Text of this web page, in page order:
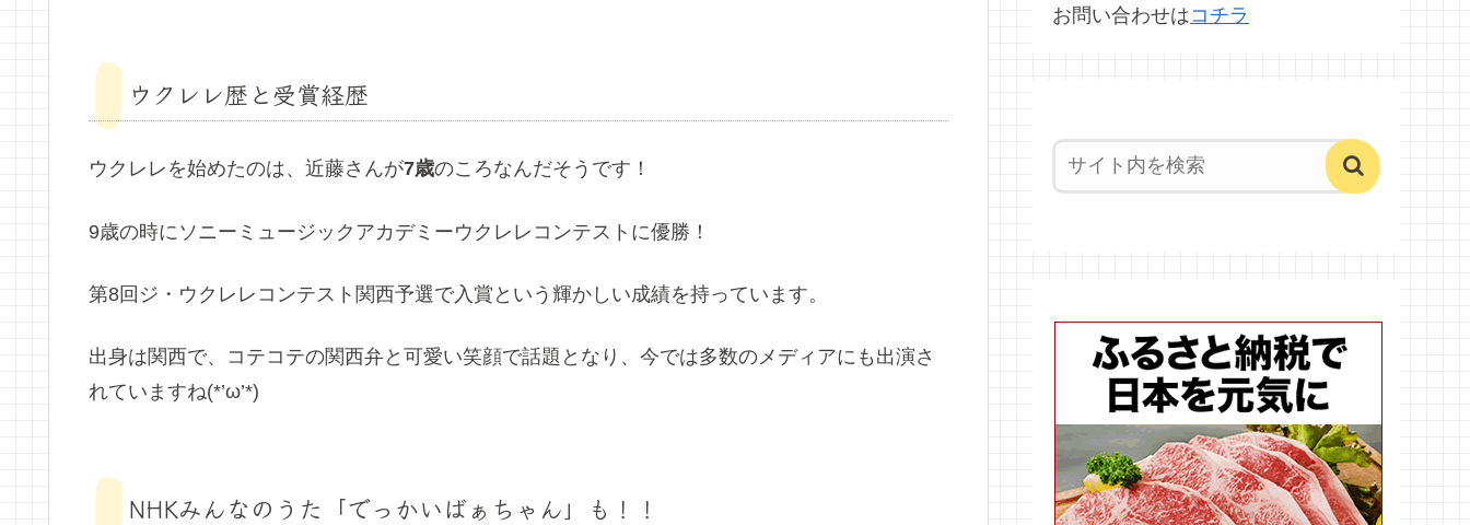
ウクレレ歴と受賞経歴
ウクレレを始めたのは、近藤さんが7歳のころなんだそうです！
9歳の時にソニーミュージックアカデミーウクレレコンテストに優勝！
第8回ジ・ウクレレコンテスト関西予選で入賞という輝かしい成績を持っています。
出身は関西で、コテコテの関西弁と可愛い笑顔で話題となり、今では多数のメディアにも出演さ
れていますね(*’ω’*)
NHKみんなのうた「でっかいばぁちゃん」も！！
お問い合わせはコチラ